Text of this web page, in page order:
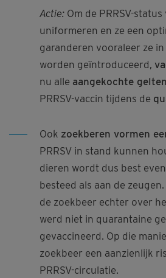
Actie: Om de PRRSV-
uniformeren en ze een
garanderen vooraleer ze
worden geïntroduceerd,
nu alle aangekochte gelten
PRRSV-vaccin tijdens de
Ook zoekberen vormen
PRRSV in stand kunnen
dieren wordt dus best
besteed als aan de
de zoekbeer echter over
werd niet in quarantaine
gevaccineerd. Op die
zoekbeer een aanzienlijk
PRRSV-circulatie.